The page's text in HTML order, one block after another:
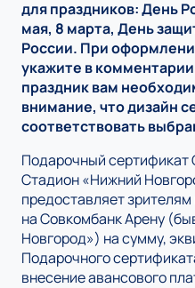
для праздников: День
мая, 8 марта, День
России. При
укажите в комментарии
праздник вам
внимание, что дизайн
соответствовать
Подарочный
Стадион «Нижний
предоставляет
на Совкомбанк Арену
Новгород») на сумму,
Подарочного
внесение авансового